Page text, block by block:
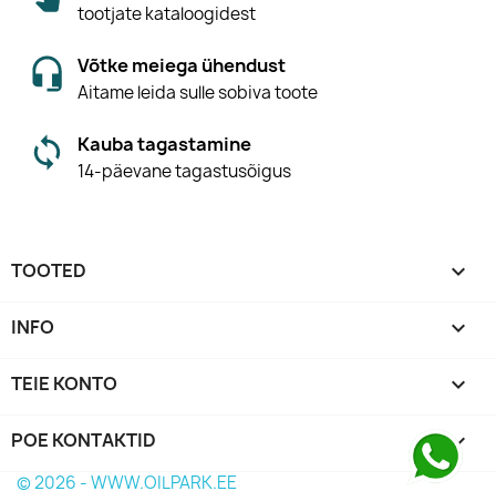
tootjate kataloogidest
Võtke meiega ühendust
Aitame leida sulle sobiva toote
Kauba tagastamine
14-päevane tagastusõigus
TOOTED 
INFO 
TEIE KONTO 
POE KONTAKTID keyboard_arrow_down
© 2026 - WWW.OILPARK.EE